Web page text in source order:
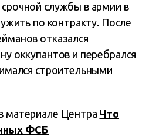
службы в армии в
по контракту. После
отказался
оккупантов и перебрался
строительными
материале Центра Что
ФСБ